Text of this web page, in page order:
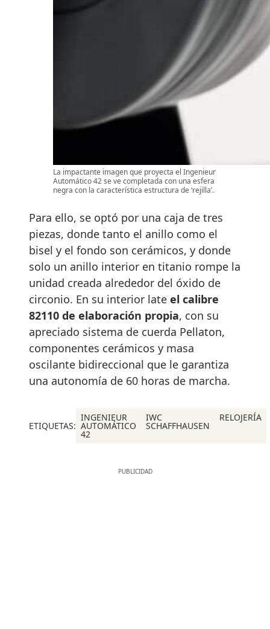
La impactante imagen que proyecta el Ingenieur
Automático 42 se ve completada con una esfera
negra con la característica estructura de ‘rejilla’.
Para ello, se optó por una caja de tres
piezas, donde tanto el anillo como el
bisel y el fondo son cerámicos, y donde
solo un anillo interior en titanio rompe la
unidad creada alrededor del óxido de
circonio. En su interior late el calibre
82110 de elaboración propia, con su
apreciado sistema de cuerda Pellaton,
componentes cerámicos y masa
oscilante bidireccional que le garantiza
una autonomía de 60 horas de marcha.
ETIQUETAS:
INGENIEUR
AUTOMÁTICO
42
IWC
SCHAFFHAUSEN
RELOJERÍA